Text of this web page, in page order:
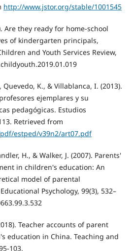
http://www.jstor.org/stable/1001545
Are they ready for home-school
of kindergarten principals,
and Youth Services Review,
Quevedo, K., & Villablanca, I. (2013).
ejemplares y su
pedagógicas. Estudios
Retrieved from
estped/v39n2/art07.pdf
H., & Walker, J. (2007). Parents'
in children's education: An
model of parental
Psychology, 99(3), 532–
Teacher accounts of parent
education in China. Teaching and
103.